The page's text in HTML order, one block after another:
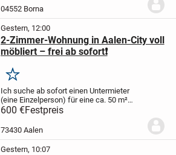
04552 Borna
Gestern, 12:00
2-Zimmer-Wohnung in Aalen-City voll
möbliert – frei ab sofort❗️
Merken
Ich suche ab sofort einen Untermieter
(eine Einzelperson) für eine ca. 50 m²
große, voll möblierte 2-Zimmer-
Dachgeschosswohnung in bester Lage
der Aalen-City.
600 €Festpreis
73430 Aalen
Gestern, 10:07